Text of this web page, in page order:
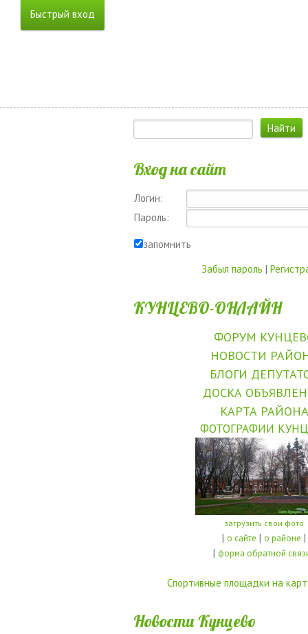
Вход на сайт
Логин:
Пароль:
запомнить
Забыл пароль |
КУНЦЕВО-ОНЛАЙН
ФОРУМ
НОВОСТИ
БЛОГИ
ДОСКА
КАРТА РАЙОНА
ФОТОГРАФИИ
загрузить свои фото
| о сайте | о районе |
| форма обратной
Спортивные площадки на
Новости Кунцево